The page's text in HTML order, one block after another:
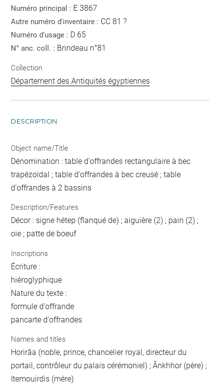
Numéro principal : E 3867
Autre numéro d'inventaire : CC 81 ?
Numéro d'usage : D 65
N° anc. coll. : Brindeau n°81
Collection
Département des Antiquités égyptiennes
DESCRIPTION
Object name/Title
Dénomination : table d'offrandes rectangulaire à bec
trapézoïdal ; table d'offrandes à bec creusé ; table
d'offrandes à 2 bassins
Description/Features
Décor : signe hétep (flanqué de) ; aiguière (2) ; pain (2) ;
oie ; patte de boeuf
Inscriptions
Écriture :
hiéroglyphique
Nature du texte :
formule d'offrande
pancarte d'offrandes
Names and titles
Horirâa (noble, prince, chancelier royal, directeur du
portail, contrôleur du palais cérémoniel) ; Ânkhhor (père) ;
Itemouirdis (mère)